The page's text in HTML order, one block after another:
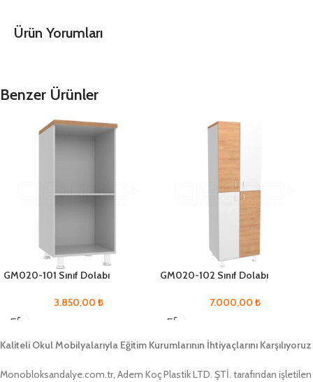
Ürün Yorumları
Benzer Ürünler
GM020-101 Sınıf Dolabı
3.850,00 ₺
GM020-102 Sınıf Dolabı
7.000,00 ₺
Kaliteli Okul Mobilyalarıyla Eğitim Kurumlarının İhtiyaçlarını Karşılıyoruz
Monobloksandalye.com.tr, Adem Koç Plastik LTD. ŞTİ. tarafından işletilen